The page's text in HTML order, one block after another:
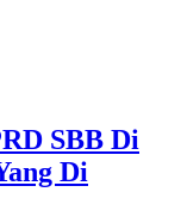
SBB Di
Di